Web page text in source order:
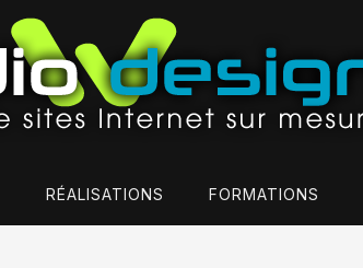
RÉALISATIONS FORMATIONS